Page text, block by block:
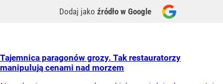
Dodaj jako źródło w Google
Tajemnica paragonów grozy. Tak restauratorzy
manipulują cenami nad morzem